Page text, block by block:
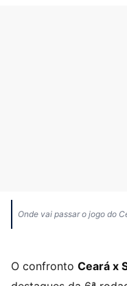
Onde vai passar o jogo do
O confronto Ceará x